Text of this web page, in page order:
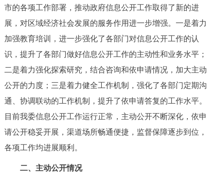
绿色北京 图说北京 视频北京
多语种
FRANÇAIS
ESPAÑOL العربية PORTUGUÊS
ITALIANO
市的各项工作部署，推动政府信息公开工作取得了新的进
展，对区域经济社会发展的服务作用进一步增强。一是着力
加强教育培训，进一步强化了各部门对信息公开工作的认
识，提升了各部门做好信息公开工作的主动性和业务水平；
二是着力强化探索研究，结合咨询和依申请情况，加大主动
公开的力度；三是着力健全工作机制，强化了各部门定期沟
通、协调联动的工作机制，提升了依申请答复的工作水平。
目前我委信息公开工作运行正常，主动公开不断深化，依申
请公开稳妥开展，渠道场所畅通便捷，监督保障逐步到位，
各项工作均进展顺利。
二、主动公开情况